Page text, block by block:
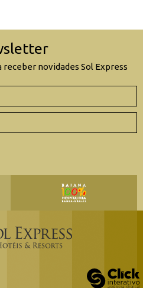
novidades Sol Express